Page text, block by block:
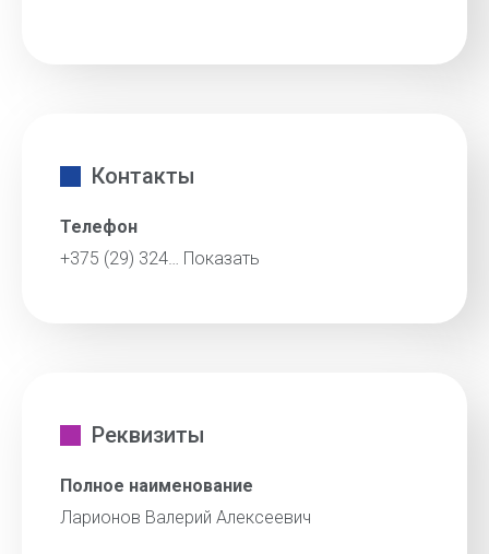
Контакты
Телефон
+375 (29) 324… Показать
Реквизиты
Полное наименование
Ларионов Валерий Алексеевич